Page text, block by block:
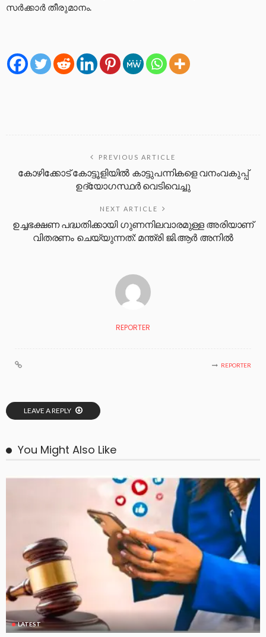
സര്‍ക്കാര്‍ തീരുമാനം.
PREVIOUS ARTICLE
കോഴിക്കോട് കോട്ടൂളിയിൽ കാട്ടുപന്നികളെ വനംവകുപ്പ്
ഉദ്യോഗസ്ഥർ വെടിവെച്ചു
NEXT ARTICLE
ഉച്ചഭക്ഷണ പദ്ധതിക്കായി ഗുണനിലവാരമുള്ള അരിയാണ്
വിതരണം ചെയ്യുന്നത്: മന്ത്രി ജി.ആര്‍ അനില്‍
REPORTER
REPORTER
LEAVE A REPLY
You Might Also Like
LATEST